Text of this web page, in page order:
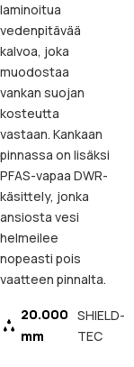
laminoitua
vedenpitävää
kalvoa, joka
muodostaa
vankan suojan
kosteutta
vastaan. Kankaan
pinnassa on lisäksi
PFAS-vapaa DWR-
käsittely, jonka
ansiosta vesi
helmeilee
nopeasti pois
vaatteen pinnalta.
20.000
mm
SHIELD-
TEC